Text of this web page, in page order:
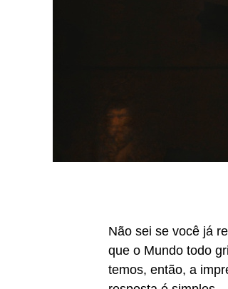
Não sei se você já
que o Mundo todo
temos, então, a